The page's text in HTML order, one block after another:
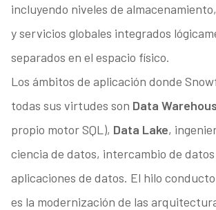
incluyendo niveles de
y servicios globales integrados
separados en el espacio físico.
Los ámbitos de aplicación donde
todas sus virtudes son Data
propio motor SQL), Data Lake,
ciencia de datos, intercambio de
aplicaciones de datos. El hilo
es la modernización de las